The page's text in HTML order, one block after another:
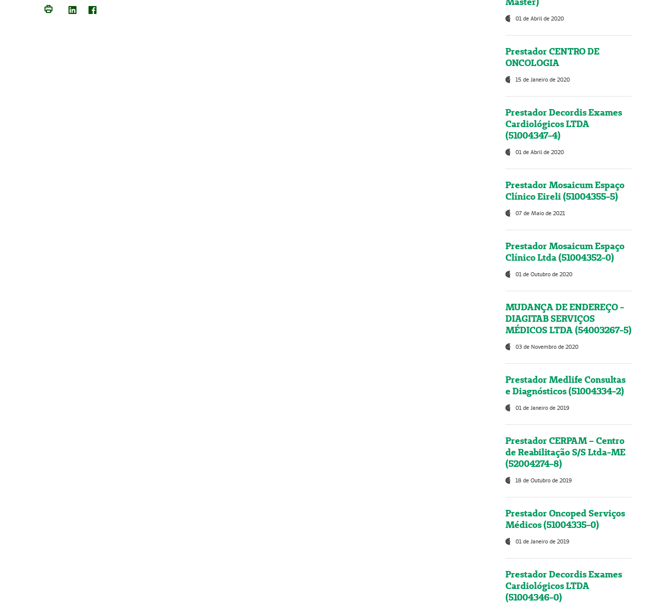
01 de Abril de 2020
Prestador CENTRO DE
ONCOLOGIA
15 de Janeiro de 2020
Prestador Decordis Exames
Cardiológicos LTDA
(51004347-4)
01 de Abril de 2020
Prestador Mosaicum Espaço
Clínico Eireli (51004355-5)
07 de Maio de 2021
Prestador Mosaicum Espaço
Clínico Ltda (51004352-0)
01 de Outubro de 2020
MUDANÇA DE ENDEREÇO -
DIAGITAB SERVIÇOS
MÉDICOS LTDA (54003267-5)
03 de Novembro de 2020
Prestador Medlife Consultas
e Diagnósticos (51004334-2)
01 de Janeiro de 2019
Prestador CERPAM – Centro
de Reabilitação S/S Ltda-ME
(52004274-8)
18 de Outubro de 2019
Prestador Oncoped Serviços
Médicos (51004335-0)
01 de Janeiro de 2019
Prestador Decordis Exames
Cardiológicos LTDA
(51004346-0)